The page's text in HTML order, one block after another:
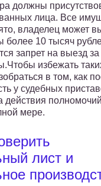
должны
лица. Все
владелец может
более 10 тысяч
запрет на выезд
избежать
в том, как
у судебных
действия
мере.
лист и